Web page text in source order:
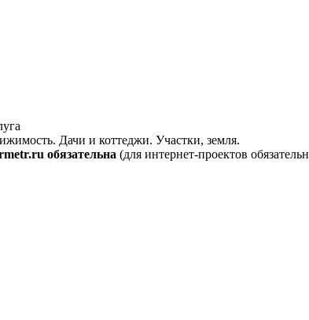
Дачи и коттеджи. Участки, земля.
обязательна (для интернет-проектов